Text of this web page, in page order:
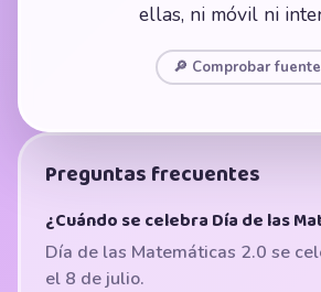
ellas, ni móvil ni
🔎 Comprobar fuente
Preguntas frecuentes
¿Cuándo se celebra Día de las
Día de las Matemáticas 2.0 se
el 8 de julio.